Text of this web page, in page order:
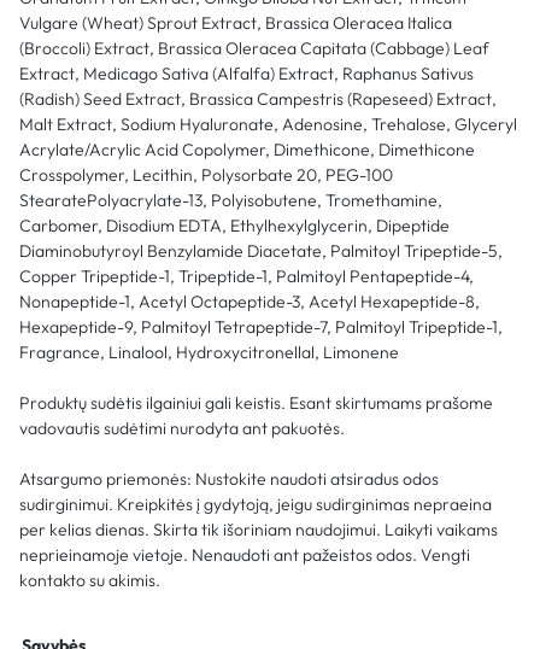
Vulgare (Wheat) Sprout Extract, Brassica Oleracea Italica
(Broccoli) Extract, Brassica Oleracea Capitata (Cabbage) Leaf
Extract, Medicago Sativa (Alfalfa) Extract, Raphanus Sativus
(Radish) Seed Extract, Brassica Campestris (Rapeseed) Extract,
Malt Extract, Sodium Hyaluronate, Adenosine, Trehalose, Glyceryl
Acrylate/Acrylic Acid Copolymer, Dimethicone, Dimethicone
Crosspolymer, Lecithin, Polysorbate 20, PEG-100
StearatePolyacrylate-13, Polyisobutene, Tromethamine,
Carbomer, Disodium EDTA, Ethylhexylglycerin, Dipeptide
Diaminobutyroyl Benzylamide Diacetate, Palmitoyl Tripeptide-5,
Copper Tripeptide-1, Tripeptide-1, Palmitoyl Pentapeptide-4,
Nonapeptide-1, Acetyl Octapeptide-3, Acetyl Hexapeptide-8,
Hexapeptide-9, Palmitoyl Tetrapeptide-7, Palmitoyl Tripeptide-1,
Fragrance, Linalool, Hydroxycitronellal, Limonene
Produktų sudėtis ilgainiui gali keistis. Esant skirtumams prašome
vadovautis sudėtimi nurodyta ant pakuotės.
Atsargumo priemonės: Nustokite naudoti atsiradus odos
sudirginimui. Kreipkitės į gydytoją, jeigu sudirginimas nepraeina
per kelias dienas. Skirta tik išoriniam naudojimui. Laikyti vaikams
neprieinamoje vietoje. Nenaudoti ant pažeistos odos. Vengti
kontakto su akimis.